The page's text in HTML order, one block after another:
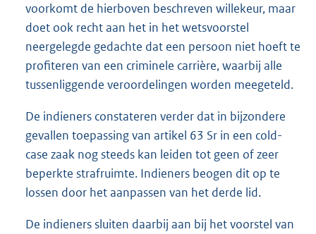
voorkomt de hierboven beschreven willekeur, maar
doet ook recht aan het in het wetsvoorstel
neergelegde gedachte dat een persoon niet hoeft te
profiteren van een criminele carrière, waarbij alle
tussenliggende veroordelingen worden meegeteld.
De indieners constateren verder dat in bijzondere
gevallen toepassing van artikel 63 Sr in een cold-
case zaak nog steeds kan leiden tot geen of zeer
beperkte strafruimte. Indieners beogen dit op te
lossen door het aanpassen van het derde lid.
De indieners sluiten daarbij aan bij het voorstel van